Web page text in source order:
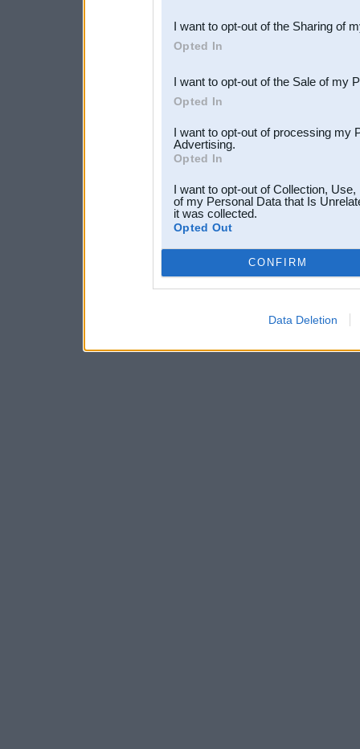
Downstream Participants
third parties.
I want to opt-out of the Sharing of
Opted In
I want to opt-out of the Sale of my
Opted In
I want to opt-out of processing my
Advertising.
Opted In
I want to opt-out of Collection,
of my Personal Data that Is
it was collected.
Opted Out
CONFIRM
Data Deletion